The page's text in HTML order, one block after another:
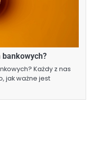
Każdy z nas
jak ważne jest